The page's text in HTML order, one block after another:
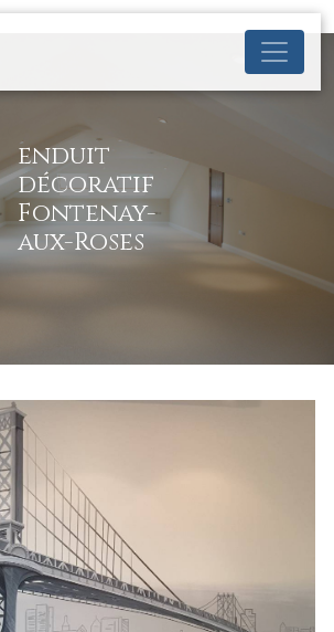
des cookies
enduit
décoratif
Fontenay-
aux-Roses